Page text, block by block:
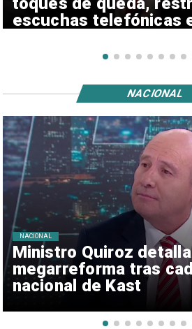
escuchas telefónicas
Ministro Quiroz detalla
megarreforma tras
nacional de Kast
NACIONAL
NACIONAL